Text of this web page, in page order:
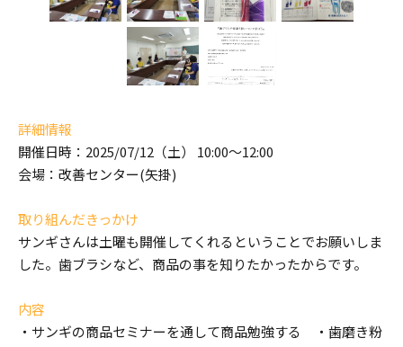
詳細情報
開催日時：2025/07/12（土） 10:00～12:00
会場：改善センター(矢掛)
取り組んだきっかけ
サンギさんは土曜も開催してくれるということでお願いしま
した。歯ブラシなど、商品の事を知りたかったからです。
内容
・サンギの商品セミナーを通して商品勉強する ・歯磨き粉